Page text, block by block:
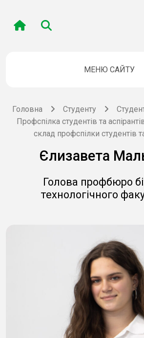
МЕНЮ САЙТУ
Головна Студенту
Профспілка студентів та
склад профспілки студентів
Єлизавета
Голова профбюро
технологічного